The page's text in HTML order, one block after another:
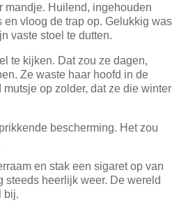
mandje. Huilend, ingehouden
vloog de trap op. Gelukkig was
vaste stoel te dutten.
te kijken. Dat zou ze dagen,
Ze waste haar hoofd in de
op zolder, dat ze die winter
bescherming. Het zou
en stak een sigaret op van
steeds heerlijk weer. De wereld
bij.